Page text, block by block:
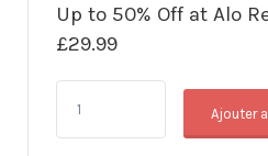
Up to 50% Off at Alo
£29.99
Ajouter